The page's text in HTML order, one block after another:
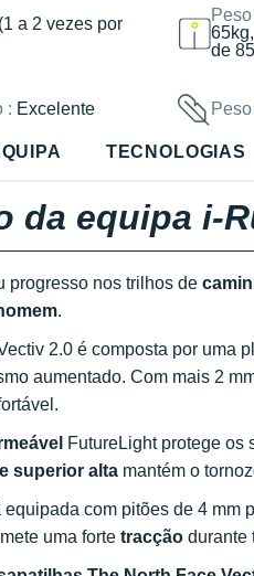
a 2 vezes por
de
: Excelente
TECNOLOGIAS
da equipa i-
progresso nos trilhos de
.
2.0 é composta por uma
aumentado. Com mais 2
FutureLight protege os
superior alta mantém o
com pitões de 4 mm
uma forte tracção durante